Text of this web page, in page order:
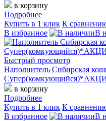
в корзину
Подробнее
Купить в 1 клик К
В избранное
В
Быстрый просмотр
Наполнитель Сибирская
в корзину
Подробнее
Купить в 1 клик К
В избранное
В